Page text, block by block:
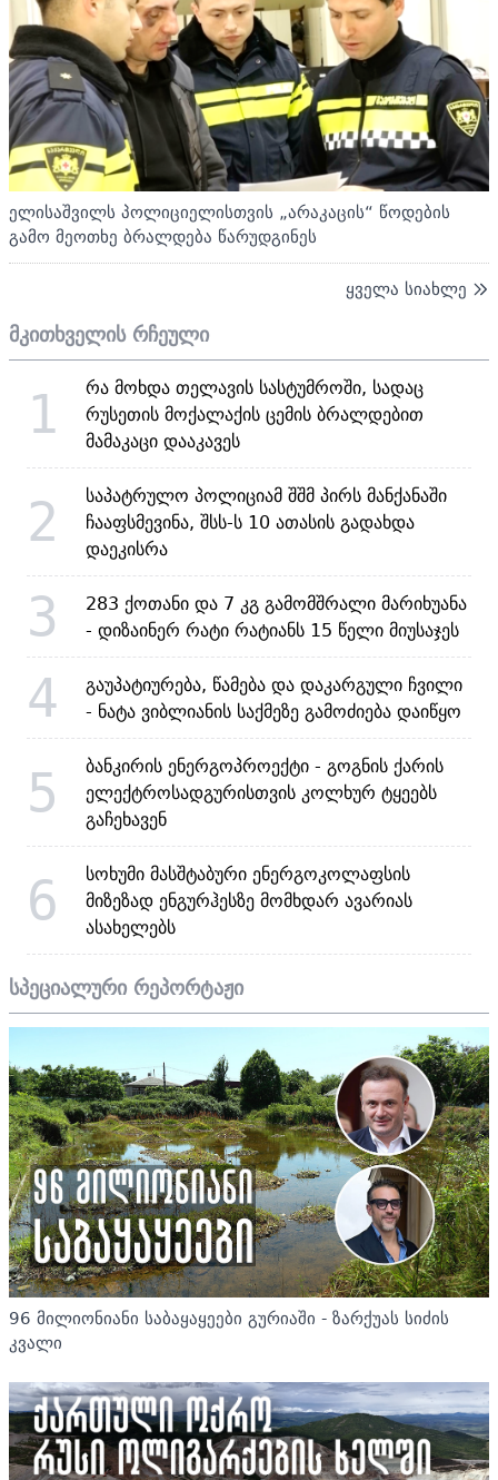
ელისაშვილს პოლიციელისთვის „არაკაცის“ წოდების
გამო მეოთხე ბრალდება წარუდგინეს
ყველა სიახლე
მკითხველის რჩეული
1
რა მოხდა თელავის სასტუმროში, სადაც
რუსეთის მოქალაქის ცემის ბრალდებით
მამაკაცი დააკავეს
2
საპატრულო პოლიციამ შშმ პირს მანქანაში
ჩააფსმევინა, შსს-ს 10 ათასის გადახდა
დაეკისრა
3
283 ქოთანი და 7 კგ გამომშრალი მარიხუანა
- დიზაინერ რატი რატიანს 15 წელი მიუსაჯეს
4
გაუპატიურება, წამება და დაკარგული ჩვილი
- ნატა ვიბლიანის საქმეზე გამოძიება დაიწყო
5
ბანკირის ენერგოპროექტი - გოგნის ქარის
ელექტროსადგურისთვის კოლხურ ტყეებს
გაჩეხავენ
6
სოხუმი მასშტაბური ენერგოკოლაფსის
მიზეზად ენგურჰესზე მომხდარ ავარიას
ასახელებს
სპეციალური რეპორტაჟი
96 მილიონიანი საბაყაყეები გურიაში - ზარქუას სიძის
კვალი